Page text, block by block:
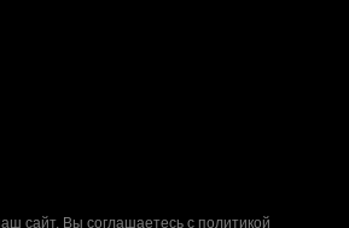
сайт, Вы соглашаетесь с политикой